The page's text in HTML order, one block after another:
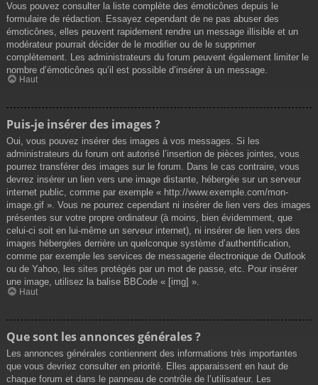
Vous pouvez consulter la liste complète des émoticônes depuis le
formulaire de rédaction. Essayez cependant de ne pas abuser des
émoticônes, elles peuvent rapidement rendre un message illisible et un
modérateur pourrait décider de le modifier ou de le supprimer
complètement. Les administrateurs du forum peuvent également limiter le
nombre d’émoticônes qu’il est possible d’insérer à un message.
Haut
Puis-je insérer des images ?
Oui, vous pouvez insérer des images à vos messages. Si les
administrateurs du forum ont autorisé l’insertion de pièces jointes, vous
pourrez transférer des images sur le forum. Dans le cas contraire, vous
devrez insérer un lien vers une image distante, hébergée sur un serveur
internet public, comme par exemple « http://www.exemple.com/mon-
image.gif ». Vous ne pourrez cependant ni insérer de lien vers des images
présentes sur votre propre ordinateur (à moins, bien évidemment, que
celui-ci soit en lui-même un serveur internet), ni insérer de lien vers des
images hébergées derrière un quelconque système d’authentification,
comme par exemple les services de messagerie électronique de Outlook
ou de Yahoo, les sites protégés par un mot de passe, etc. Pour insérer
une image, utilisez la balise BBCode « [img] ».
Haut
Que sont les annonces générales ?
Les annonces générales contiennent des informations très importantes
que vous devriez consulter en priorité. Elles apparaissent en haut de
chaque forum et dans le panneau de contrôle de l’utilisateur. Les